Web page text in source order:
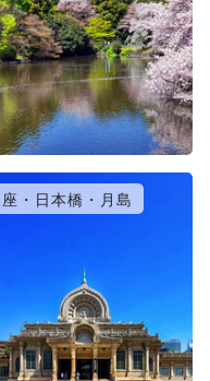
・日本橋・月島